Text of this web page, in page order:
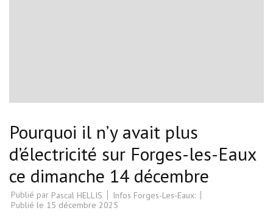
Pourquoi il n’y avait plus
d’électricité sur Forges-les-Eaux
ce dimanche 14 décembre
Publié par Pascal HELLIS
Infos Forges-Les-Eaux:
Publié le 15 décembre 2025